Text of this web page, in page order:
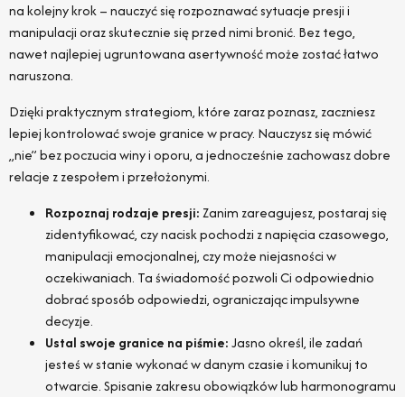
na kolejny krok – nauczyć się rozpoznawać sytuacje presji i
manipulacji oraz skutecznie się przed nimi bronić. Bez tego,
nawet najlepiej ugruntowana asertywność może zostać łatwo
naruszona.
Dzięki praktycznym strategiom, które zaraz poznasz, zaczniesz
lepiej kontrolować swoje granice w pracy. Nauczysz się mówić
„nie” bez poczucia winy i oporu, a jednocześnie zachowasz dobre
relacje z zespołem i przełożonymi.
Rozpoznaj rodzaje presji:Zanim zareagujesz, postaraj się
zidentyfikować, czy nacisk pochodzi z napięcia czasowego,
manipulacji emocjonalnej, czy może niejasności w
oczekiwaniach. Ta świadomość pozwoli Ci odpowiednio
dobrać sposób odpowiedzi, ograniczając impulsywne
decyzje.
Ustal swoje granice na piśmie:Jasno określ, ile zadań
jesteś w stanie wykonać w danym czasie i komunikuj to
otwarcie. Spisanie zakresu obowiązków lub harmonogramu